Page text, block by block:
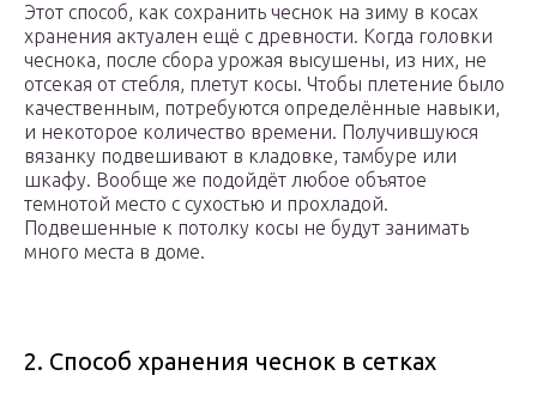
Этот способ, как сохранить чеснок на зиму в косах
хранения актуален ещё с древности. Когда головки
чеснока, после сбора урожая высушены, из них, не
отсекая от стебля, плетут косы. Чтобы плетение было
качественным, потребуются определённые навыки,
и некоторое количество времени. Получившуюся
вязанку подвешивают в кладовке, тамбуре или
шкафу. Вообще же подойдёт любое объятое
темнотой место с сухостью и прохладой.
Подвешенные к потолку косы не будут занимать
много места в доме.
2. Способ хранения чеснок в сетках